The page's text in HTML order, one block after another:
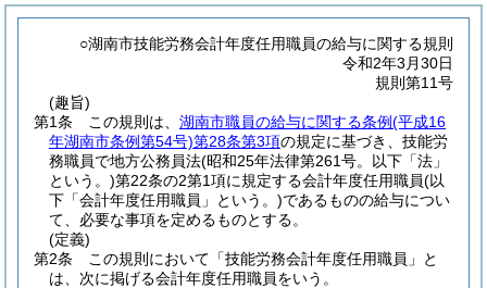
○湖南市技能労務会計年度任用職員の給与に関する規則
令和2年3月30日
規則第11号
(趣旨)
第1条
この規則は、 湖南市職員の給与に関する条例(平成16
年湖南市条例第54号)第28条第3項の規定に基づき、技能労
務職員で地方公務員法(昭和25年法律第261号。以下「法」
という。)第22条の2第1項に規定する会計年度任用職員(以
下「会計年度任用職員」という。)であるものの給与につい
て、必要な事項を定めるものとする。
(定義)
第2条
この規則において「技能労務会計年度任用職員」と
は、次に掲げる会計年度任用職員をいう。